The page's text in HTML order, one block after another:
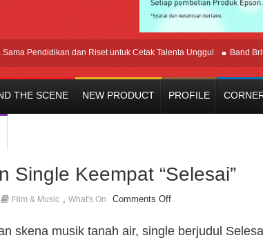
dan Riset untuk Cetak Talenta Unggul Band Britpop
THE SCENE NEW PRODUCT PROFILE
Single Keempat “Selesai”
Film & Music , What's On Comments Off
skena musik tanah air, single berjudul